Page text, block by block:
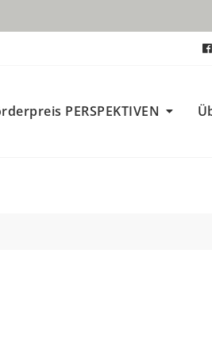
PERSPEKTIVEN